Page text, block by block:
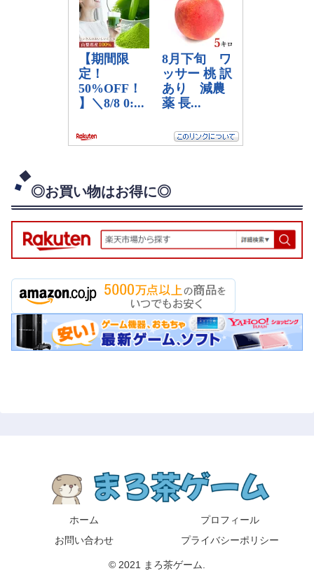
◎お買い物はお得に◎
ホーム
プロフィール
お問い合わせ
プライバシーポリシー
© 2021 まろ茶ゲーム.